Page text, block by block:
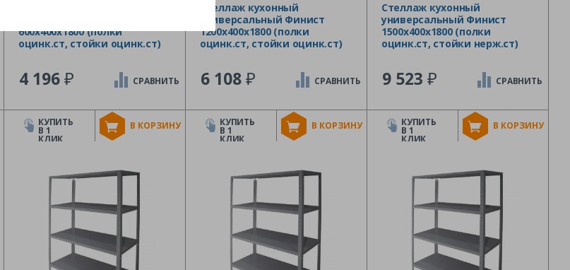
600х400х1800 (полки
оцинк.ст, стойки оцинк.ст)
4 196₽
В КОРЗИНУ
СРАВНИТЬ
КУПИТЬ
В 1
КЛИК
Стеллаж кухонный
универсальный Финист
1200х400х1800 (полки
оцинк.ст, стойки оцинк.ст)
6 108₽
В КОРЗИНУ
СРАВНИТЬ
КУПИТЬ
В 1
КЛИК
Стеллаж кухонный
универсальный Финист
1500х400х1800 (полки
оцинк.ст, стойки нерж.ст)
9 523 ₽
В КОРЗИНУ
СРАВНИТЬ
КУПИТЬ
В 1
КЛИК